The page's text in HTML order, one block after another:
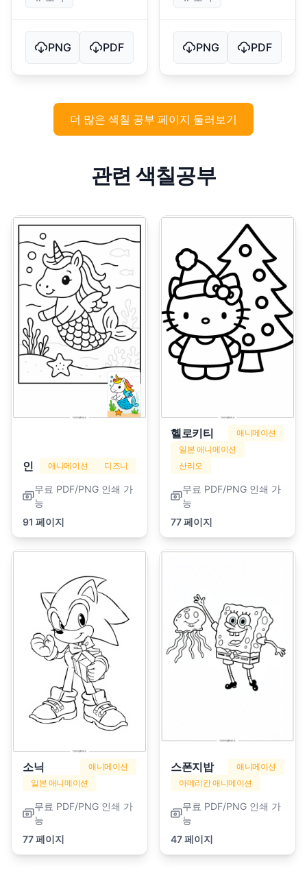
PNG PDF PNG PDF
더 많은 색칠 공부 페이지 둘러보기
관련 색칠공부
애니메이션 디즈니
무료 PDF/PNG 인쇄 가
능
91 페이지
헬로키티
애니메이션
일본 애니메이션
산리오
무료 PDF/PNG 인쇄 가
능
77 페이지
소닉
애니메이션
일본 애니메이션
무료 PDF/PNG 인쇄 가
능
77 페이지
스폰지밥
애니메이션
아메리칸 애니메이션
무료 PDF/PNG 인쇄 가
능
47 페이지